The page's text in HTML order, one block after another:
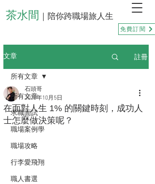
茶水間 ｜陪你跨職場旅人生
免費訂閱
文章 註冊
所有文章
求職面試
職場案例學
職場攻略
行李愛飛翔
職人書選
所有文章
在面對人生 1% 的關鍵時刻，成功人
士怎麼做決策呢？
石頭哥
2025年10月5日